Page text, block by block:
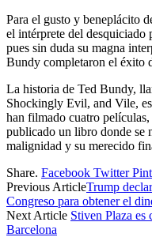
Para el gusto y beneplácito
el intérprete del desquiciado
pues sin duda su magna
Bundy completaron el éxito
La historia de Ted Bundy,
Shockingly Evil, and Vile,
han filmado cuatro películas,
publicado un libro donde se
malignidad y su merecido
Share. Facebook Twitter
Previous ArticleTrump
Congreso para obtener el
Next Article Stiven Plaza es
Barcelona